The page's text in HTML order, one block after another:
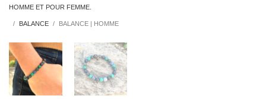
HOMME ET POUR FEMME.
BALANCE BALANCE | HOMME